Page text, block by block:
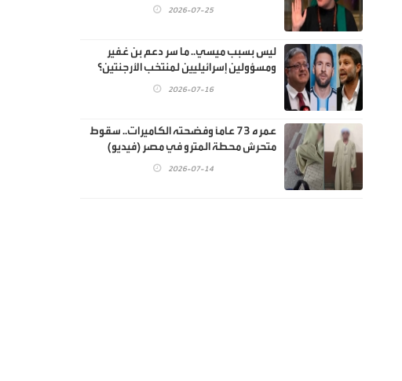
2026-07-25
ليس بسبب ميسي.. ما سر دعم بن غفير
ومسؤولين إسرائيليين لمنتخب الأرجنتين؟
2026-07-16
عمره 73 عاماً وفضحته الكاميرات.. سقوط
متحرش محطة المترو في مصر (فيديو)
2026-07-14